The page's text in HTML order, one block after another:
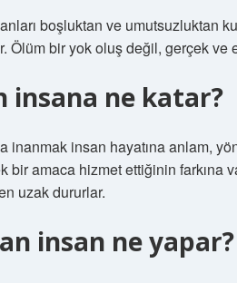
boşluktan ve umutsuzluktan
Ölüm bir yok oluş değil, gerçek ve
insana ne katar?
inanmak insan hayatına anlam,
amaca hizmet ettiğinin farkına
uzak dururlar.
insan ne yapar?